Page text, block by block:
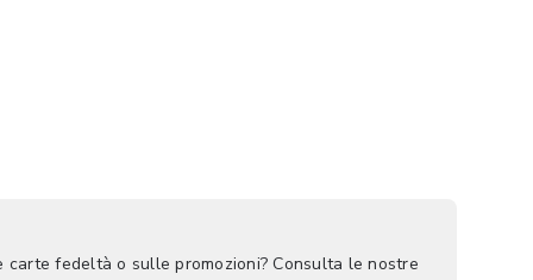
carte fedeltà o sulle promozioni? Consulta le nostre